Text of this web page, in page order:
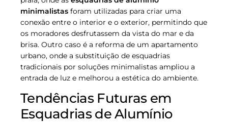
minimalistas foram utilizadas para criar uma
conexão entre o interior e o exterior, permitindo que
os moradores desfrutassem da vista do mar e da
brisa. Outro caso é a reforma de um apartamento
urbano, onde a substituição de esquadrias
tradicionais por soluções minimalistas ampliou a
entrada de luz e melhorou a estética do ambiente.
Tendências Futuras em
Esquadrias de Alumínio